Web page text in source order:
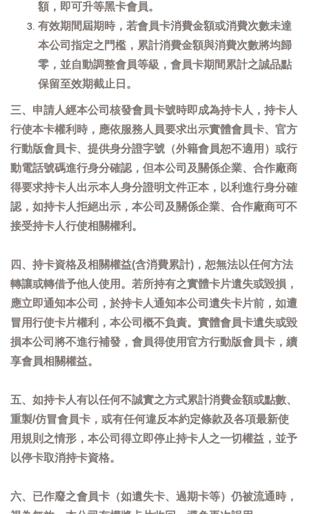
額，即可升等黑卡會員。
有效期間屆期時，若會員卡消費金額或消費次數未達
本公司指定之門檻，累計消費金額與消費次數將均歸
零，並自動調整會員等級，會員卡期間累計之誠品點
保留至效期截止日。
三、申請人經本公司核發會員卡號時即成為持卡人，持卡人
行使本卡權利時，應依服務人員要求出示實體會員卡、官方
行動版會員卡、提供身分證字號（外籍會員恕不適用）或行
動電話號碼進行身分確認，但本公司及關係企業、合作廠商
得要求持卡人出示本人身分證明文件正本，以利進行身分確
認，如持卡人拒絕出示，本公司及關係企業、合作廠商可不
接受持卡人行使相關權利。
四、持卡資格及相關權益(含消費累計)，恕無法以任何方法
轉讓或轉借予他人使用。若所持有之實體卡片遺失或毀損，
應立即通知本公司，於持卡人通知本公司遺失卡片前，如遭
冒用行使卡片權利，本公司概不負責。實體會員卡遺失或毀
損本公司將不進行補發，會員得使用官方行動版會員卡，續
享會員相關權益。
五、如持卡人有以任何不誠實之方式累計消費金額或點數、
重製/仿冒會員卡，或有任何違反本約定條款及各項最新使
用規則之情形，本公司得立即停止持卡人之一切權益，並予
以停卡取消持卡資格。
六、已作廢之會員卡（如遺失卡、過期卡等）仍被流通時，